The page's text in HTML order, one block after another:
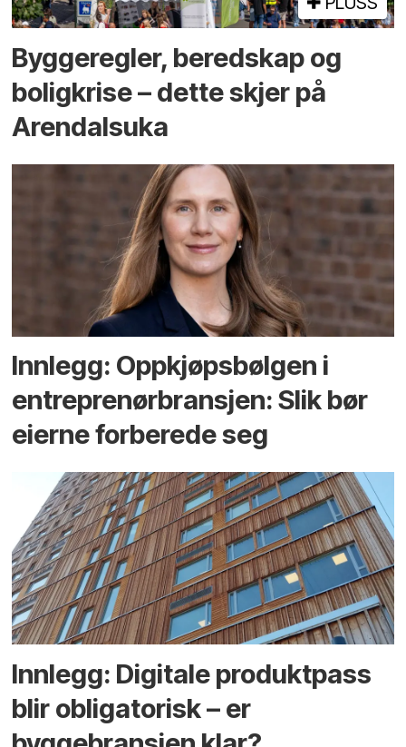
Bygge­regler, beredskap og
bolig­krise – dette skjer på
Arendals­uka
Innlegg: Oppkjøps­bølgen i
entreprenør­bransjen: Slik bør
eierne forberede seg
Innlegg: Digitale produktpass
blir obligatorisk – er